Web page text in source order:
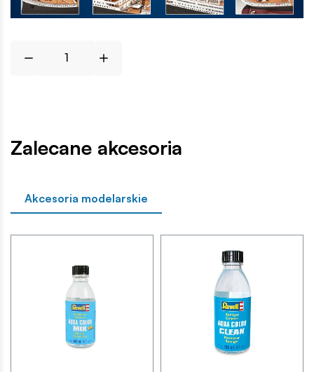
Zalecane akcesoria
Akcesoria modelarskie